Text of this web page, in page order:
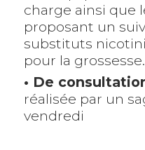
charge ainsi que
proposant un
substituts
pour la grossesse.
• De
réalisée par un
vendredi